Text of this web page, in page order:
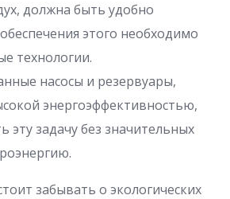
должна быть удобно
этого необходимо
технологии.
насосы и резервуары,
энергоэффективностью,
эту задачу без значительных
забывать о экологических